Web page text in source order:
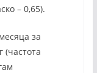
– 0,65).
за
(частота